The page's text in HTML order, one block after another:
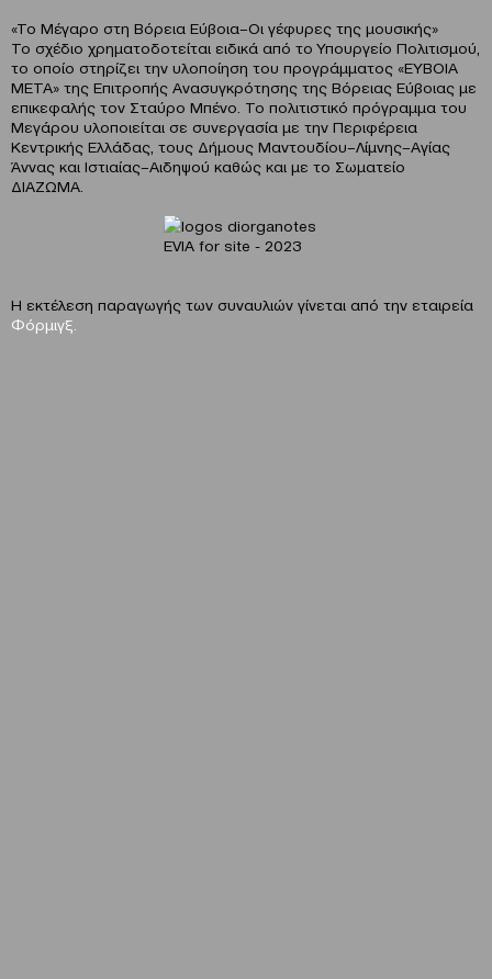
«Το Μέγαρο στη Βόρεια Εύβοια–Οι γέφυρες της μουσικής»
Το σχέδιο χρηματοδοτείται ειδικά από το Υπουργείο Πολιτισμού,
το οποίο στηρίζει την υλοποίηση του προγράμματος «ΕΥΒΟΙΑ
ΜΕΤΑ» της Επιτροπής Ανασυγκρότησης της Βόρειας Εύβοιας με
επικεφαλής τον Σταύρο Μπένο. Το πολιτιστικό πρόγραμμα του
Μεγάρου υλοποιείται σε συνεργασία με την Περιφέρεια
Κεντρικής Ελλάδας, τους Δήμους Μαντουδίου–Λίμνης–Αγίας
Άννας και Ιστιαίας–Αιδηψού καθώς και με το Σωματείο
ΔΙΑΖΩΜΑ.
Η εκτέλεση παραγωγής των συναυλιών γίνεται από την εταιρεία
Φόρμιγξ.